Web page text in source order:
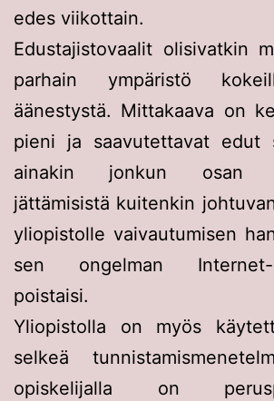
edes viikottain.
Edustajistovaalit olisivatkin
parhain ympäristö
äänestystä. Mittakaava on
pieni ja saavutettavat edut
ainakin jonkun osan
jättämisistä kuitenkin
yliopistolle vaivautumisen
sen ongelman Internet-
poistaisi.
Yliopistolla on myös
selkeä
opiskelijalla on